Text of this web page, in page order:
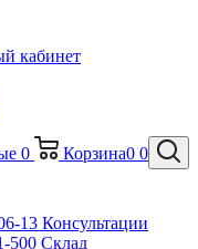
0 Корзина0 0
13 Консультации
500 Склад
кабинет